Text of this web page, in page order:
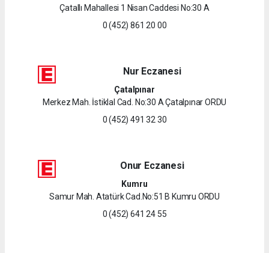
Çatallı Mahallesi 1 Nisan Caddesi No:30 A
0 (452) 861 20 00
Nur Eczanesi
Çatalpınar
Merkez Mah. İstiklal Cad. No:30 A Çatalpınar ORDU
0 (452) 491 32 30
Onur Eczanesi
Kumru
Samur Mah. Atatürk Cad.No:51 B Kumru ORDU
0 (452) 641 24 55